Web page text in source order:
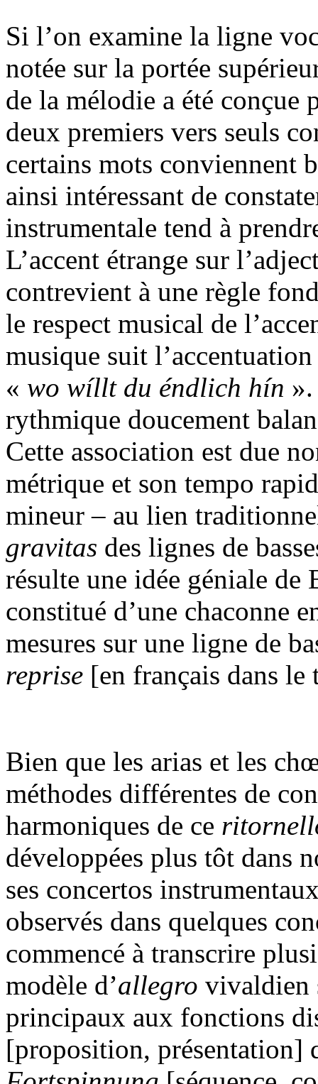
Si l’on examine la ligne
notée sur la portée
de la mélodie a été conçue
deux premiers vers seuls
certains mots conviennent
ainsi intéressant de
instrumentale tend à
L’accent étrange sur
contrevient à une règle
le respect musical de
musique suit
« wo wíllt du éndlich hín
rythmique doucement
Cette association est due
métrique et son tempo
mineur – au lien
gravitas des lignes de
résulte une idée géniale
constitué d’une chaconne
mesures sur une ligne de
reprise [en français dans
Bien que les arias et les
méthodes différentes de
harmoniques de ce
développées plus tôt dans
ses concertos
observés dans quelques
commencé à transcrire
modèle d’allegro vivaldien
principaux aux fonctions
[proposition, présentation]